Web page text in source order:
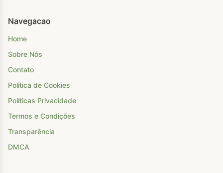
Navegacao
Home
Sobre Nós
Contato
Politica de Cookies
Políticas Privacidade
Termos e Condições
Transparência
DMCA